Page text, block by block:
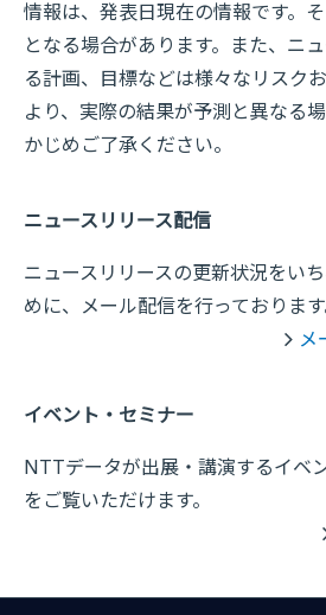
情報は、発表日現在の情報です。
となる場合があります。また、ニ
る計画、目標などは様々なリスク
より、実際の結果が予測と異なる
かじめご了承ください。
ニュースリリース配信
ニュースリリースの更新状況をい
めに、メール配信を行っております
メ
イベント・セミナー
NTTデータが出展・講演するイベ
をご覧いただけます。